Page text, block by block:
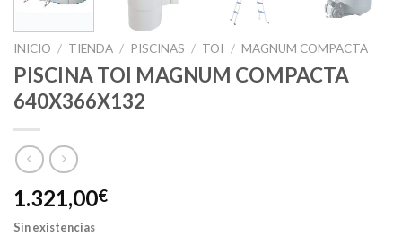
INICIO / TIENDA / PISCINAS / TOI / MAGNUM COMPACTA
PISCINA TOI MAGNUM COMPACTA
640X366X132
1.321,00€
Sin existencias